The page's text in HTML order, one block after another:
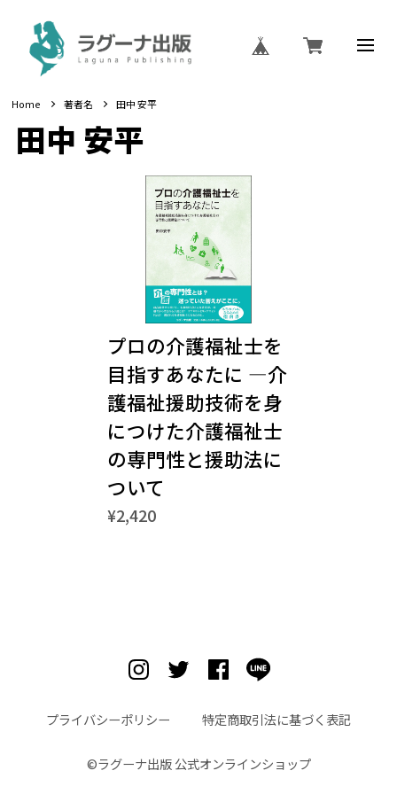
Home 著者名 田中 安平
田中 安平
プロの介護福祉士を
目指すあなたに ―介
護福祉援助技術を身
につけた介護福祉士
の専門性と援助法に
ついて
¥2,420
プライバシーポリシー 特定商取引法に基づく表記
©︎ラグーナ出版 公式オンラインショップ